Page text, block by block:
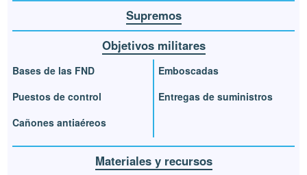
Supremos
Objetivos militares
Bases de las FND
Puestos de control
Cañones antiaéreos
Emboscadas
Entregas de suministros
Materiales y recursos